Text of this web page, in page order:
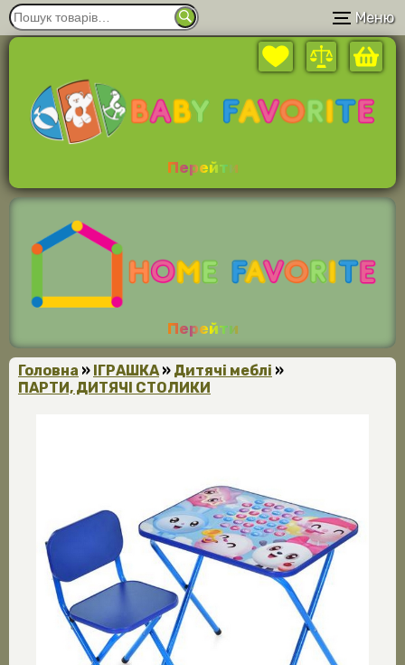
Меню
Перейти
Перейти
Головна » ІГРАШКА» Дитячі меблі »
ПАРТИ, ДИТЯЧІ СТОЛИКИ